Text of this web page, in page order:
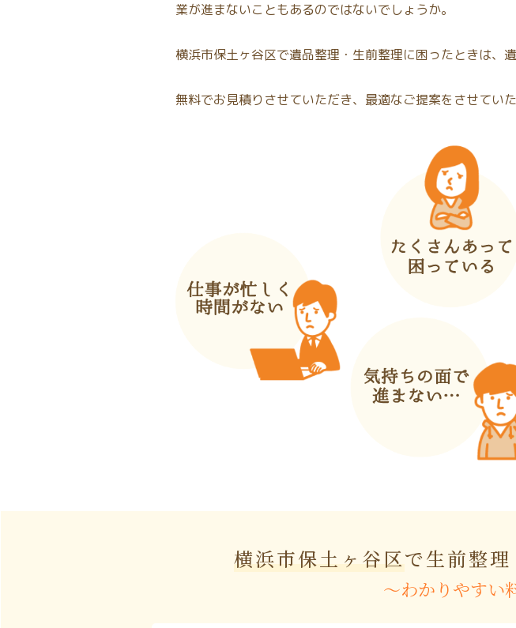
業が進まないこともあるのではないでしょうか。
横浜市保土ヶ谷区で遺品整理・生前整理に困ったときは、
無料でお見積りさせていただき、最適なご提案をさせていた
横浜市保土ヶ谷区で生前整
〜わかりやすい